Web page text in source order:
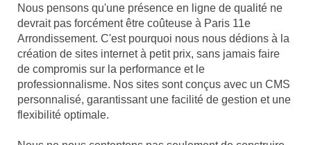
Nous pensons qu'une présence en ligne de qualité ne
devrait pas forcément être coûteuse à Paris 11e
Arrondissement. C'est pourquoi nous nous dédions à la
création de sites internet à petit prix, sans jamais faire
de compromis sur la performance et le
professionnalisme. Nos sites sont conçus avec un CMS
personnalisé, garantissant une facilité de gestion et une
flexibilité optimale.